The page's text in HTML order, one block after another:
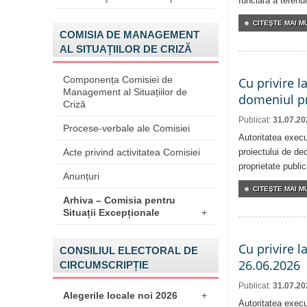
COMISIA DE MANAGEMENT
AL SITUAȚIILOR DE CRIZĂ
Componența Comisiei de
Management al Situațiilor de
Criză
Procese-verbale ale Comisiei
Acte privind activitatea Comisiei
Anunțuri
Arhiva – Comisia pentru
Situații Excepționale
+
CONSILIUL ELECTORAL DE
CIRCUMSCRIPȚIE
Alegerile locale noi 2026 +
CITEŞTE MAI
Cu privire
domeniul
Publicat:
Autoritatea
proiectului de
proprietate
CITEŞTE MAI
Cu privire
26.06.2026
Publicat:
Autoritatea